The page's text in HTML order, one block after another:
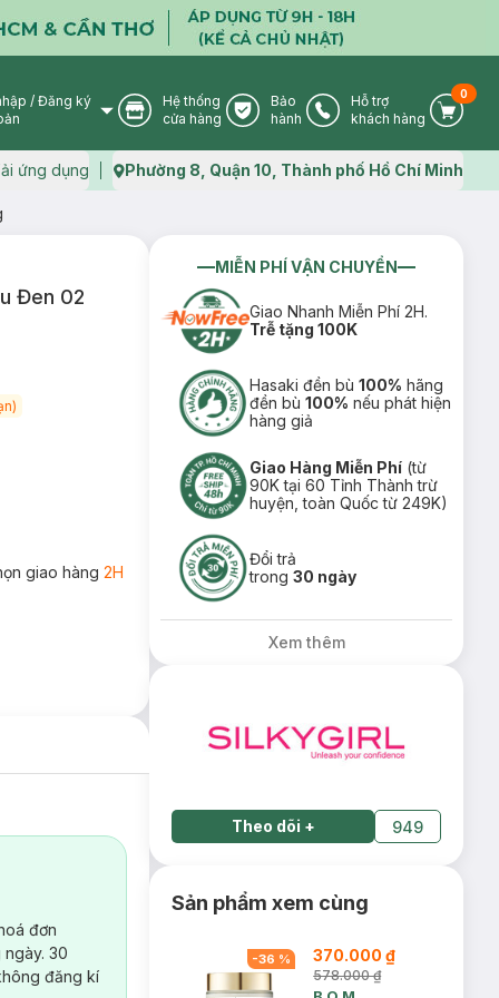
User Icon
/ Đăng ký
Store Icon
Hệ thống
cửa hàng
Warranty Icon
Bảo
hành
Phone Icon
Hỗ trợ
khách hàng
Cart
0
ứng dụng Map icon
Phường 8, Quận 10, Thành phố Hồ Chí Minh
Đen 02
giao hàng 2H
đơn
30
đăng kí
MIỄN PHÍ VẬN CHUYỂN
Giao Nhanh Miễn Phí 2H.
Trễ tặng 100K
Hasaki đền bù100% hãng
đền bù100% nếu phát hiện
hàng giả
Giao Hàng Miễn Phí (từ
90K tại 60 Tỉnh Thành trừ
huyện, toàn Quốc từ 249K)
Đổi trả
trong30 ngày
Xem thêm
Theo dõi + 949
Sản phẩm xem cùng
-36 % 370.000 ₫
578.000 ₫